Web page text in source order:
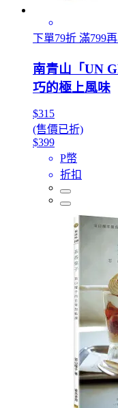
下單79折 滿799
南青山「UN
巧的極上風味
$315
(售價已折)
$399
P幣
折扣